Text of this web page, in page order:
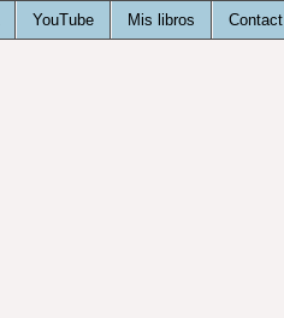
YouTube Mis libros Contact